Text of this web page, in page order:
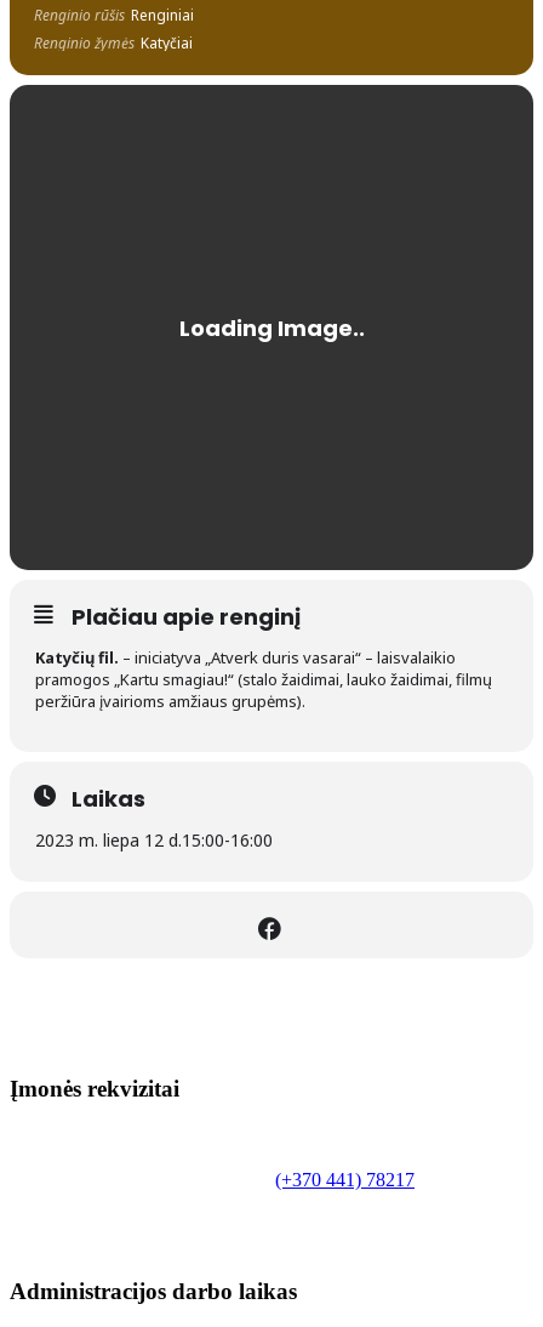
Renginio rūšis Renginiai
Renginio žymės Katyčiai
Plačiau apie renginį
Katyčių fil. – iniciatyva „Atverk duris vasarai“ – laisvalaikio
pramogos „Kartu smagiau!“ (stalo žaidimai, lauko žaidimai, filmų
peržiūra įvairioms amžiaus grupėms).
Laikas
2023 m. liepa 12 d.15:00-16:00
Įmonės rekvizitai
(+370 441) 78217
Administracijos darbo laikas